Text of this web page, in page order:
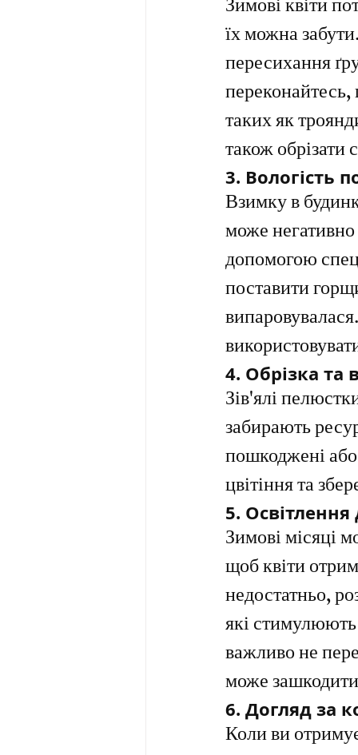
Зимові квіти
їх можна
пересихання
таких як
також обрізати
3. Вологість
Взимку в
може
допомогою
поставити
4. Обрізка та
Зів'ялі
забирають
пошкоджені
цвітіння та
5.
Зимові місяці
щоб квіти
недостатньо,
які
важливо не
може
6. Догляд за
Коли ви